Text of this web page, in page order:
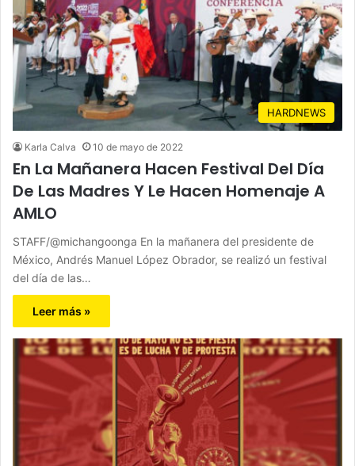
HARDNEWS
Karla Calva 10 de mayo de 2022
En La Mañanera Hacen Festival Del Día
De Las Madres Y Le Hacen Homenaje A
AMLO
STAFF/@michangoonga En la mañanera del presidente de
México, Andrés Manuel López Obrador, se realizó un festival
del día de las…
Leer más »